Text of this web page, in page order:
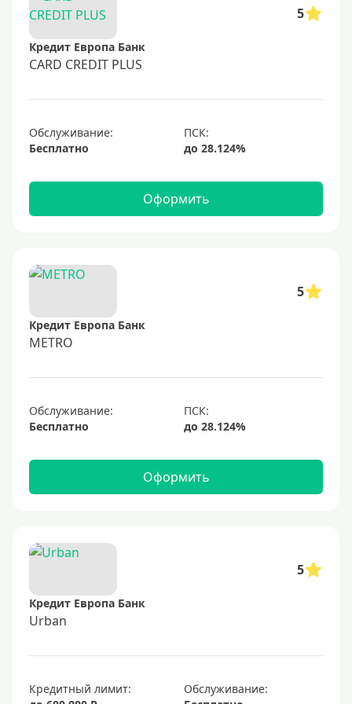
50000 руб
60000 руб
70000 руб
150000 руб
250000 руб
300000 руб
500000 руб
600000 руб
700000 руб
С большим лимитом
Безлимитные
UnionPay
Мир
Золотые
5
Кредит Европа Банк
CARD CREDIT PLUS
Обслуживание:
Бесплатно
Оформить
5
Кредит Европа Банк
METRO
Обслуживание:
Бесплатно
Оформить
5
Кредит Европа Банк
Urban
Кредитный лимит:
Обслуживание: